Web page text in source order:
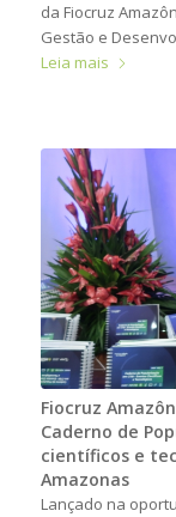
da Fiocruz
Gestão e
Leia mais
Fiocruz
Caderno de
científicos e
Amazonas
Lançado na